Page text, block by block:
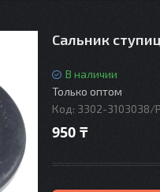
Сальник
В наличии
Только оптом
Код: 3302-3103038/
950 ₸